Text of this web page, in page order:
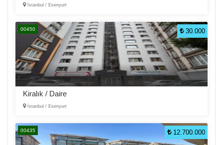
İstanbul / Esenyurt
00450 30.000
Kiralık / Daire
İstanbul / Esenyurt
00435 12.700.000